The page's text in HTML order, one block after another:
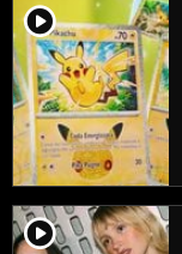
player2
player2